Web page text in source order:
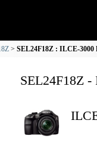
SEL24F18Z : ILCE-3000
SEL24F18Z